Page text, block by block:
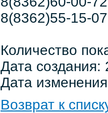
8(8362)55-15-
Количество
Дата создания:
Дата
Возврат к